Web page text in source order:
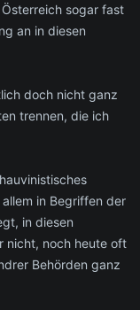
sogar fast
an in diesen
doch nicht ganz
trennen, die ich
in Begriffen der
in diesen
nicht, noch heute oft
Behörden ganz